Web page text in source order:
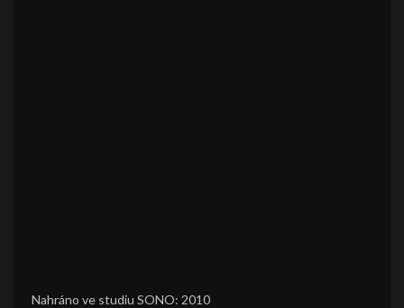
Nahráno ve studiu SONO: 2010